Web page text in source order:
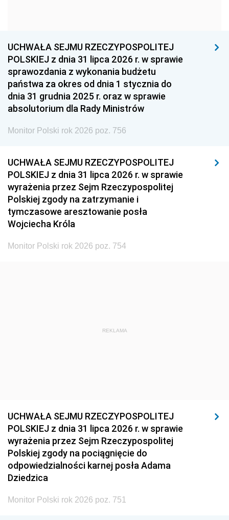
1939 1938 1937
1936 1930
UCHWAŁA SEJMU RZECZYPOSPOLITEJ
POLSKIEJ z dnia 31 lipca 2026 r. w sprawie
sprawozdania z wykonania budżetu
państwa za okres od dnia 1 stycznia do
dnia 31 grudnia 2025 r. oraz w sprawie
absolutorium dla Rady Ministrów
Monitor Polski rok 2026 poz. 756
UCHWAŁA SEJMU RZECZYPOSPOLITEJ
POLSKIEJ z dnia 31 lipca 2026 r. w sprawie
wyrażenia przez Sejm Rzeczypospolitej
Polskiej zgody na zatrzymanie i
tymczasowe aresztowanie posła
Wojciecha Króla
Monitor Polski rok 2026 poz. 754
REKLAMA
UCHWAŁA SEJMU RZECZYPOSPOLITEJ
POLSKIEJ z dnia 31 lipca 2026 r. w sprawie
wyrażenia przez Sejm Rzeczypospolitej
Polskiej zgody na pociągnięcie do
odpowiedzialności karnej posła Adama
Dziedzica
Monitor Polski rok 2026 poz. 751